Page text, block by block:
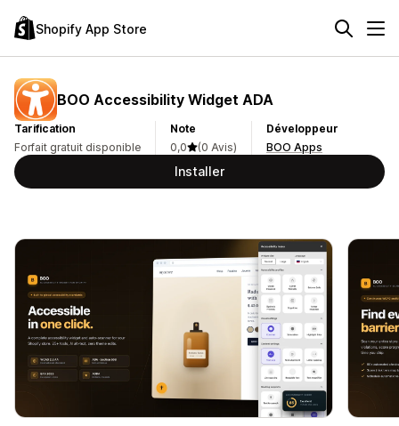
Shopify App Store
BOO Accessibility Widget ADA
Tarification
Forfait gratuit disponible
Note
0,0
(0 Avis)
Développeur
BOO Apps
Installer